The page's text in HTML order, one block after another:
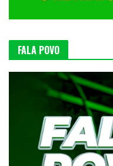
FALA POVO